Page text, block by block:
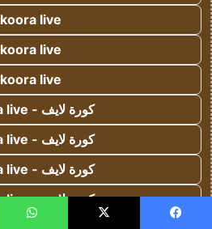
koora live
koora live
koora live
كورة لايف - koora live
كورة لايف - koora live
كورة لايف - koora live
كورة لايف - koora live